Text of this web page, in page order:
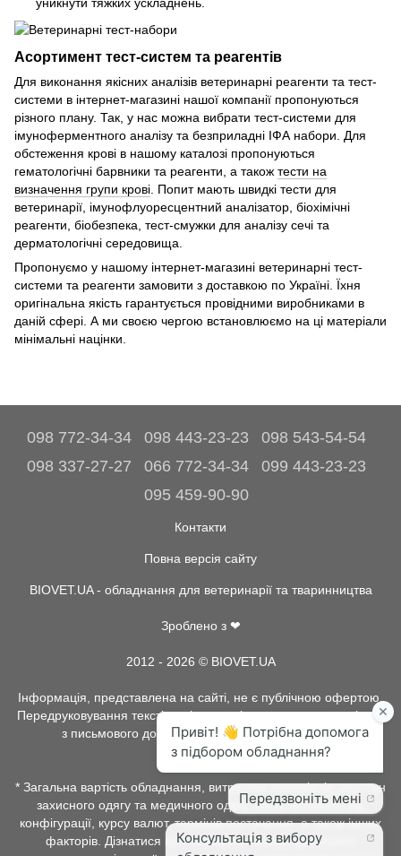
Асортимент тест-систем та реагентів
Для виконання якісних аналізів ветеринарні реагенти та тест-
системи в інтернет-магазині нашої компанії пропонуються
різного плану. Так, у нас можна вибрати тест-системи для
імуноферментного аналізу та безприладні ІФА набори. Для
обстеження крові в нашому каталозі пропонуються
гематологічні барвники та реагенти, а також тести на
визначення групи крові. Попит мають швидкі тести для
ветеринарії, імунофлуоресцентний аналізатор, біохімічні
реагенти, біобезпека, тест-смужки для аналізу сечі та
дерматологічні середовища.
Пропонуємо у нашому інтернет-магазині ветеринарні тест-
системи та реагенти замовити з доставкою по Україні. Їхня
оригінальна якість гарантується провідними виробниками в
даній сфері. А ми своєю чергою встановлюємо на ці матеріали
мінімальні націнки.
098 772-34-34 098 443-23-23
098 543-54-54
098 337-27-27
066 772-34-34
099 443-23-23
095 459-90-90
Контакти
Повна версія сайту
BIOVET.UA - обладнання для ветеринарії та тваринництва
Зроблено з ❤
2012 - 2026 © BIOVET.UA
Інформація, представлена на сайті, не є публічною офертою.
Передруковування текстів та інше копіювання, можливо тільки
з письмового дозволу адміністрації BIOVET.UA.
* Загальна вартість обладнання, витратних матеріалів, рентген
захисного одягу та медичного одягу, може залежати від
конфігурації, курсу валют, термінів постачання, а також інших
факторів. Дізнатися про наявність товару, детальних